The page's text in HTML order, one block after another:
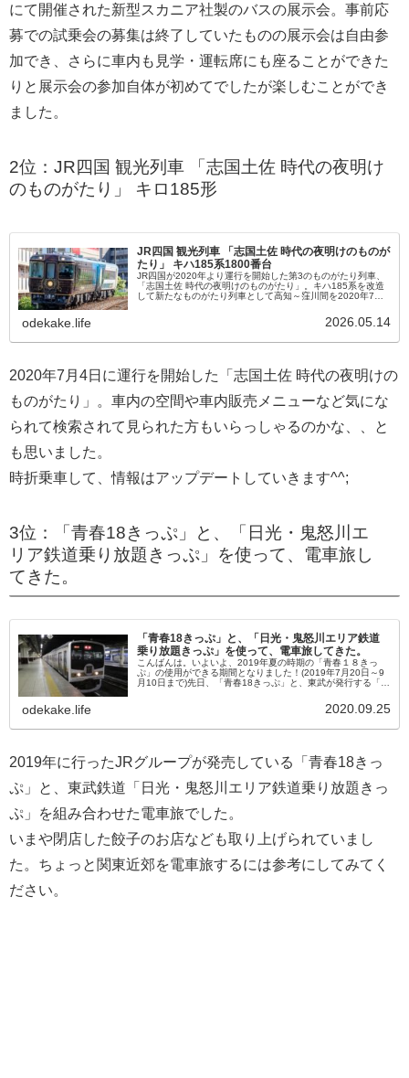
にて開催された新型スカニア社製のバスの展示会。事前応
募での試乗会の募集は終了していたものの展示会は自由参
加でき、さらに車内も見学・運転席にも座ることができた
りと展示会の参加自体が初めてでしたが楽しむことができ
ました。
2位：JR四国 観光列車 「志国土佐 時代の夜明け
のものがたり」 キロ185形
JR四国 観光列車 「志国土佐 時代の夜明けのものが
たり」 キハ185系1800番台
JR四国が2020年より運行を開始した第3のものがたり列車、
「志国土佐 時代の夜明けのものがたり」。キハ185系を改造
して新たなものがたり列車として高知～窪川間を2020年7月4
odekake.life 2026.05.14
2020年7月4日に運行を開始した「志国土佐 時代の夜明けの
ものがたり」。車内の空間や車内販売メニューなど気にな
られて検索されて見られた方もいらっしゃるのかな、、と
も思いました。
時折乗車して、情報はアップデートしていきます^^;
3位：「青春18きっぷ」と、「日光・鬼怒川エ
リア鉄道乗り放題きっぷ」を使って、電車旅し
てきた。
「青春18きっぷ」と、「日光・鬼怒川エリア鉄道
乗り放題きっぷ」を使って、電車旅してきた。
こんばんは。いよいよ、2019年夏の時期の「青春１８きっ
ぷ」の使用ができる期間となりました！(2019年7月20日～9
月10日まで)先日、「青春18きっぷ」と、東武が発行する「日
odekake.life 2020.09.25
2019年に行ったJRグループが発売している「青春18きっ
ぷ」と、東武鉄道「日光・鬼怒川エリア鉄道乗り放題きっ
ぷ」を組み合わせた電車旅でした。
いまや閉店した餃子のお店なども取り上げられていまし
た。ちょっと関東近郊を電車旅するには参考にしてみてく
ださい。